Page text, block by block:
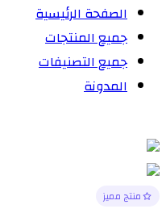
الصفحة الرئيسية
جميع المنتجات
جميع التصنيفات
المدونة
منتج مميز